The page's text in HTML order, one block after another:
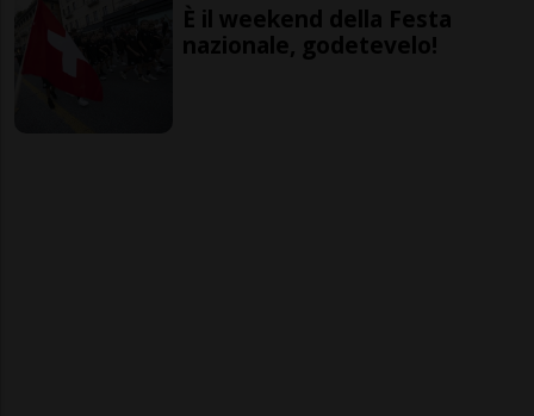
È il weekend della Festa
nazionale, godetevelo!